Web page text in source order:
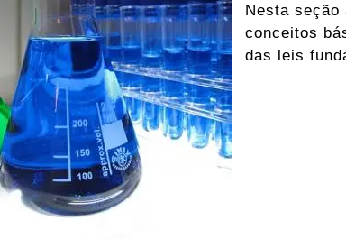
Nesta seção
conceitos
das leis